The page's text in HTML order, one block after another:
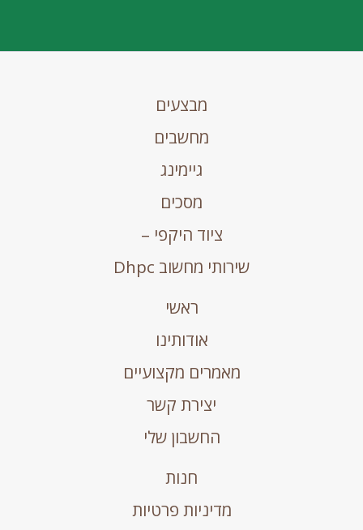
מבצעים
מחשבים
גיימינג
מסכים
ציוד היקפי –
שירותי מחשוב Dhpc
ראשי
אודותינו
מאמרים מקצועיים
יצירת קשר
החשבון שלי
חנות
מדיניות פרטיות